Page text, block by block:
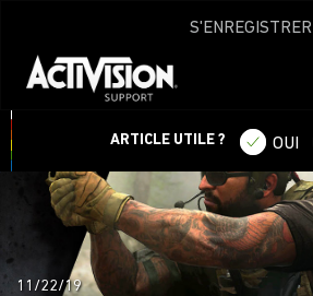
S'ENREGISTRER
ARTICLE UTILE ? OUI
11/22/19